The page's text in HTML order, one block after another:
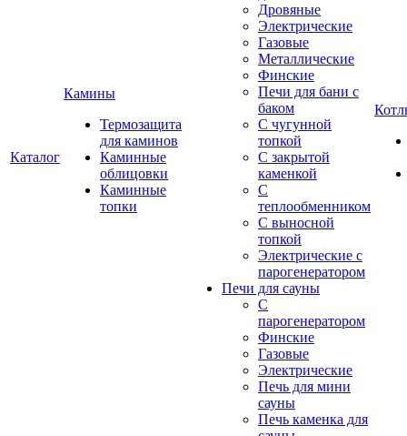
Каталог
Камины
Термозащита
для каминов
Каминные
облицовки
Каминные
топки
Дровяные
Электрические
Газовые
Металлические
Финские
Печи для бани с
баком
С чугунной
топкой
С закрытой
каменкой
С
теплообменником
С выносной
топкой
Электрические с
парогенератором
Печи для сауны
С
парогенератором
Финские
Газовые
Электрические
Печь для мини
сауны
Печь каменка для